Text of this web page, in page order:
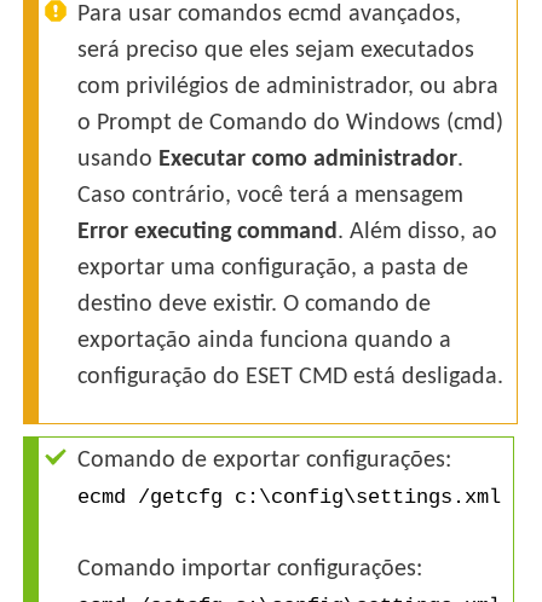
Para usar comandos ecmd avançados,
será preciso que eles sejam executados
com privilégios de administrador, ou abra
o Prompt de Comando do Windows (cmd)
usando Executar como administrador.
Caso contrário, você terá a mensagem
Error executing command . Além disso, ao
exportar uma configuração, a pasta de
destino deve existir. O comando de
exportação ainda funciona quando a
configuração do ESET CMD está desligada.
Comando de exportar configurações:
ecmd /getcfg c:\config\settings.xml
Comando importar configurações: